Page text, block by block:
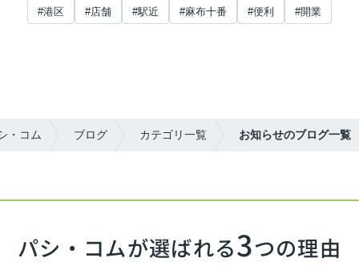
#港区 #店舗 #駅近 #麻布十番 #便利 #開業
・コム ブログ カテゴリ一覧 お知らせのブログ一覧
パシ・コムが選ばれる3つの理由